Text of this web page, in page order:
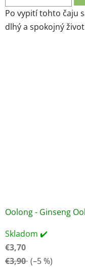
Po vypití tohto čaju
dlhý a spokojný
Oolong - Ginseng
Skladom ✔️
€3,70
€3,90 (–5 %)